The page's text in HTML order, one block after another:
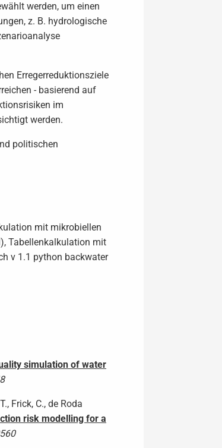
werden, um einen
z. B. hydrologische
Erregerreduktionsziele
- basierend auf
im
werden.
politischen
mit mikrobiellen
Tabellenkalkulation mit
v 1.1 python backwater
simulation of water
Frick, C., de Roda
risk modelling for a